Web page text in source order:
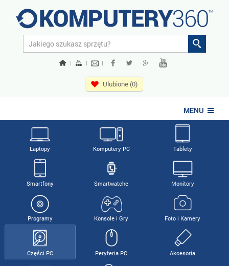
| | |
Ulubione (0)
MENU
Laptopy Komputery PC Tablety
Smartfony Smartwatche Monitory
Programy Konsole i Gry Foto i Kamery
Części PC Peryferia PC Akcesoria